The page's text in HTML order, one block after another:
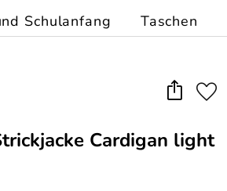
Schulanfang Taschen
Cardigan light